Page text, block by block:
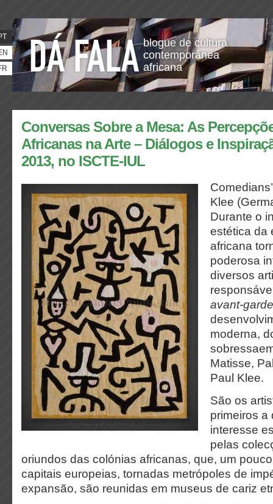
blogue de cultura
contemporânea
africana
Conversas Sobre a Mesa: As
Africanas na Arte – Diálogos e
2013, no ISCTE-IUL
Klee
Durante o
estética da
africana
poderosa
diversos
avant-
moderna,
Matisse,
Paul Klee.
São os
primeiros a
interesse
pelas
oriundos das colónias africanas, que, um
capitais europeias, tornadas metrópoles de
expansão, são reunidas em museus de cariz